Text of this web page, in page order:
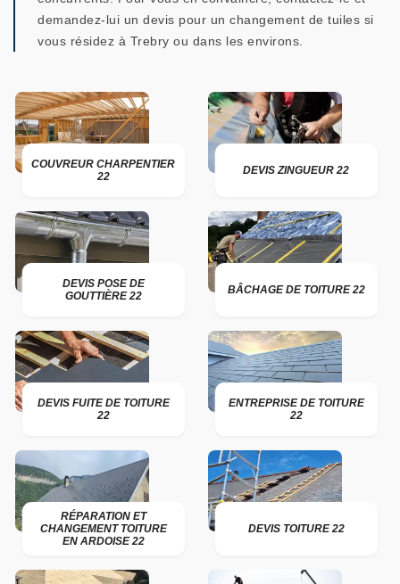
demandez-lui un devis pour un changement de tuiles si
vous résidez à Trebry ou dans les environs.
COUVREUR CHARPENTIER
22
DEVIS ZINGUEUR 22
DEVIS POSE DE
GOUTTIÈRE 22
BÂCHAGE DE TOITURE 22
DEVIS FUITE DE TOITURE
22
ENTREPRISE DE TOITURE
22
RÉPARATION ET
CHANGEMENT TOITURE
EN ARDOISE 22
DEVIS TOITURE 22